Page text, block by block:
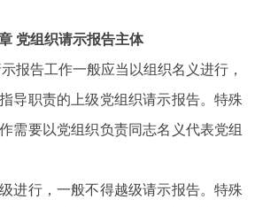
党组织请示报告主体
报告工作一般应当以组织名义进行，
导职责的上级党组织请示报告。特殊
需要以党组织负责同志名义代表党组
行，一般不得越级请示报告。特殊